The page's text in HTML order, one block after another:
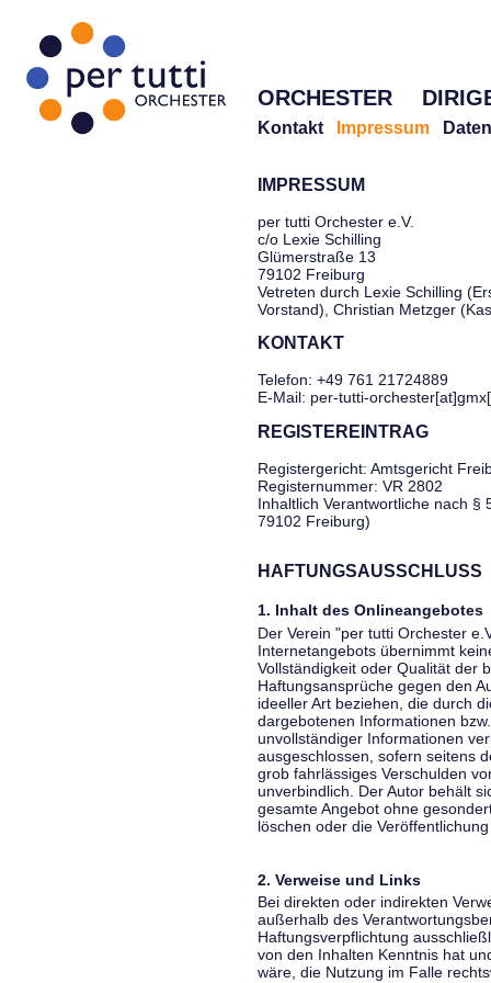
ORCHESTER
Kontakt Impressum
IMPRESSUM
per tutti Orchester e.V.
c/o Lexie Schilling
Glümerstraße 13
79102 Freiburg
Vetreten durch Lexie Schilling
Vorstand), Christian Metzger
KONTAKT
Telefon: +49 761 21724889
E-Mail: per-tutti-
REGISTEREINTRAG
Registergericht: Amtsgericht
Registernummer: VR 2802
Inhaltlich Verantwortliche nach §
79102 Freiburg)
HAFTUNGSAUSSCHLUSS
1. Inhalt des Onlineangebotes
Der Verein "per tutti Orchester
Internetangebots übernimmt
Vollständigkeit oder Qualität der
Haftungsansprüche gegen den
ideeller Art beziehen, die durch
dargebotenen Informationen
unvollständiger Informationen
ausgeschlossen, sofern seitens
grob fahrlässiges Verschulden
unverbindlich. Der Autor behält
gesamte Angebot ohne
löschen oder die
2. Verweise und Links
Bei direkten oder indirekten
außerhalb des
Haftungsverpflichtung
von den Inhalten Kenntnis hat
wäre, die Nutzung im Falle